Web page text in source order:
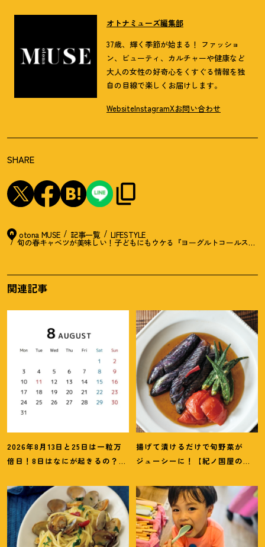
オトナミューズ編集部
37歳、輝く季節が始まる！ ファッショ
ン、ビューティ、カルチャーや健康など
大人の女性の好奇心をくすぐる情報を独
自の目線で楽しくお届けします。
WebsiteInstagramXお問い合わせ
SHARE
otona MUSE 記事一覧 LIFESTYLE
旬の春キャベツが美味しい ！ 子どもにもウケる『ヨーグルトコールスロ
関連記事
2026年8月13日と25日は一粒万
倍日 ！ 8日はなにが起きるの ？吉
揚げて漬けるだけで旬野菜が
ジューシーに ！
【紀ノ国屋のつ
シピ